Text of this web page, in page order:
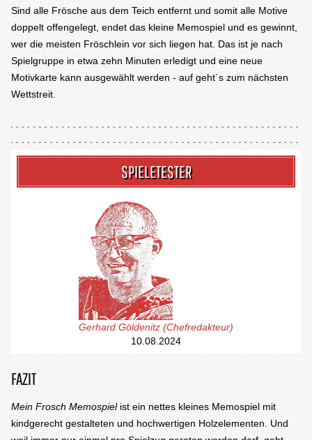
Sind alle Frösche aus dem Teich entfernt und somit alle Motive
doppelt offengelegt, endet das kleine Memospiel und es gewinnt,
wer die meisten Fröschlein vor sich liegen hat. Das ist je nach
Spielgruppe in etwa zehn Minuten erledigt und eine neue
Motivkarte kann ausgewählt werden - auf geht´s zum nächsten
Wettstreit.
SPIELETESTER
Gerhard Göldenitz (Chefredakteur)
10.08.2024
FAZIT
Mein Frosch Memospielist ein nettes kleines Memospiel mit
kindgerecht gestalteten und hochwertigen Holzelementen. Und